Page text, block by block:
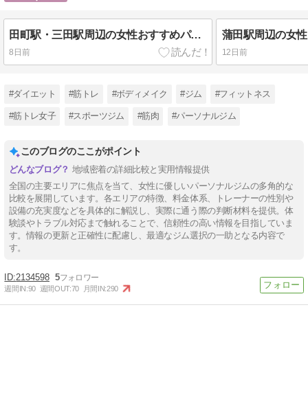
田町駅・三田駅周辺の女性おすすめパーソナルジム7選｜女性専用？女性トレーナー在籍？など比較
8日前 12日前
#ダイエット #筋トレ #ボディメイク #ジム #フィットネス
#筋トレ女子 #スポーツジム #筋肉 #パーソナルジム
このブログのここがポイント
地域密着の詳細比較と実用情報提供
全国の主要エリアに焦点を当て、女性に優しいパーソナルジムの多角的な
比較を展開しています。各エリアの特徴、料金体系、トレーナーの性別や
設備の充実度などを具体的に解説し、実際に通う際の判断材料を提供。体
験談やトラブル対応まで触れることで、信頼性の高い情報を目指していま
す。情報の更新と正確性に配慮し、最適なジム選択の一助となる内容で
す。
2134598 5
週間IN:90 週間OUT:70 月間IN:290